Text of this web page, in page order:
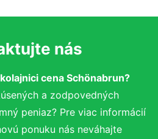
nás
cena Schönabrun?
a zodpovedných
peniaz? Pre viac informácií
ponuku nás neváhajte